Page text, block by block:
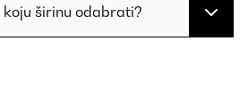
koju širinu odabrati?